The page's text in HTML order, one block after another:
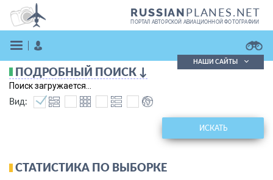
RUSSIANPLANES.NET
ПОРТАЛ АВТОРСКОЙ АВИАЦИОННОЙ ФОТОГРАФИИ
Поиск в реестре
Кратко
Подробно
НАШИ САЙТЫ
ПОДРОБНЫЙ ПОИСК ↓
Поиск загружается...
Вид:
ИСКАТЬ
СТАТИСТИКА ПО ВЫБОРКЕ